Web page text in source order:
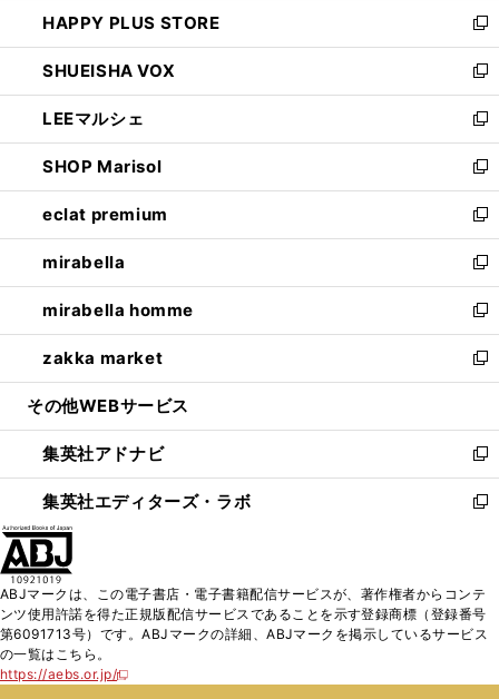
ド
ウ
で
開
く
ィ
ン
ド
ウ
で
開
く
い
ウ
ィ
ン
ド
ウ
で
開
く
HAPPY PLUS STORE
新
し
い
ウ
ィ
ン
ド
ウ
で
開
く
SHUEISHA VOX
新
し
い
ウ
ィ
ン
ド
ウ
で
開
く
LEEマルシェ
新
し
い
ウ
ィ
ン
ド
ウ
で
開
く
SHOP Marisol
新
し
い
ウ
ィ
ン
ド
ウ
で
開
eclat premium
新
し
い
ウ
ィ
ン
ド
ウ
開
く
mirabella
新
し
い
ウ
ィ
ン
ウ
で
開
く
mirabella homme
新
し
い
ウ
ン
ド
ウ
で
zakka market
新
し
ウ
ィ
ン
ド
く
その他WEBサービス
集英社アドナビ
新
し
い
ド
ウ
で
集英社エディターズ・ラボ
新
ィ
ン
ド
ABJマークは、この電子書店・電子書籍配信サービスが、著作権者からコンテ
ンツ使用許諾を得た正規版配信サービスであることを示す登録商標（登録番号
第6091713号）です。ABJマークの詳細、ABJマークを掲示しているサービス
の一覧はこちら。
https://aebs.or.jp/
新